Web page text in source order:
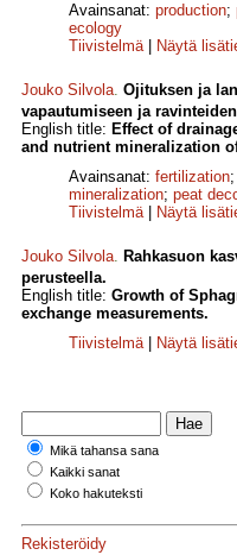
Avainsanat: production;
ecology
Tiivistelmä| Näytä
Jouko Silvola. Ojituksen ja
vapautumiseen ja
English title: Effect of
and nutrient mineralization
Avainsanat: fertilization;
mineralization; peat
Tiivistelmä| Näytä
Jouko Silvola. Rahkasuon
perusteella.
English title: Growth of
exchange measurements.
Tiivistelmä| Näytä
Mikä tahansa sana
Kaikki sanat
Koko hakuteksti
Rekisteröidy